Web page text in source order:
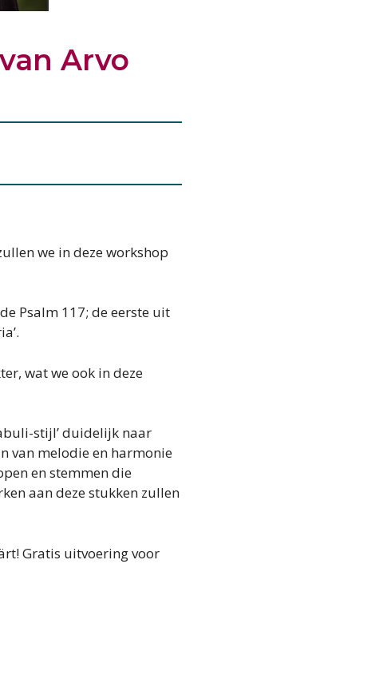
Arvo
we in deze workshop
Psalm 117; de eerste uit
wat we ook in deze
stijl’ duidelijk naar
van melodie en harmonie
en stemmen die
aan deze stukken zullen
Gratis uitvoering voor